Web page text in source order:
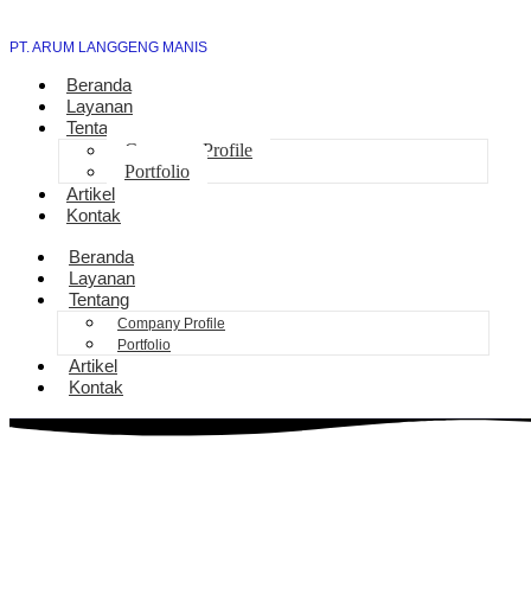
PT. ARUM LANGGENG MANIS
Beranda
Layanan
Tentang
Company Profile
Portfolio
Artikel
Kontak
Beranda
Layanan
Tentang
Company Profile
Portfolio
Artikel
Kontak